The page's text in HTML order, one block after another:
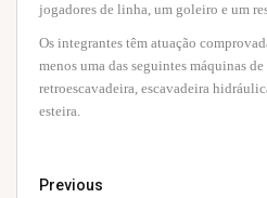
jogadores de linha, um goleiro e um
Os integrantes têm atuação
menos uma das seguintes máquinas
retroescavadeira, escavadeira
esteira.
Previous